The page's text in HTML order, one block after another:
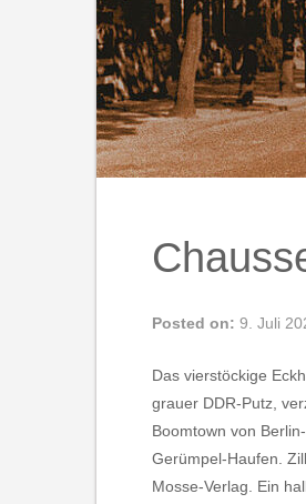
Posted on: 9. Juli
Das vierstöckige
grauer DDR-Putz,
Boomtown von
Gerümpel-Haufen.
Mosse-Verlag. Ein